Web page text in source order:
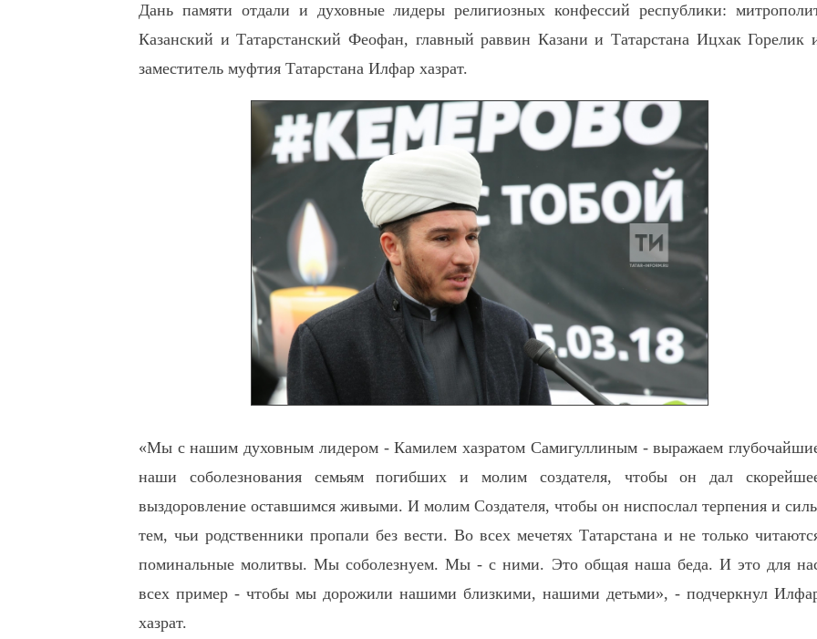
Дань памяти отдали и духовные лидеры религиозных конфессий республики:
Казанский и Татарстанский Феофан, главный раввин Казани и Татарстана Ицхак Горелик
заместитель муфтия Татарстана Илфар хазрат.
«Мы с нашим духовным лидером - Камилем хазратом Самигуллиным - выражаем
наши соболезнования семьям погибших и молим создателя, чтобы он дал
выздоровление оставшимся живыми. И молим Создателя, чтобы он ниспослал терпения и
тем, чьи родственники пропали без вести. Во всех мечетях Татарстана и не только
поминальные молитвы. Мы соболезнуем. Мы - с ними. Это общая наша беда. И это для
всех пример - чтобы мы дорожили нашими близкими, нашими детьми», - подчеркнул
хазрат.